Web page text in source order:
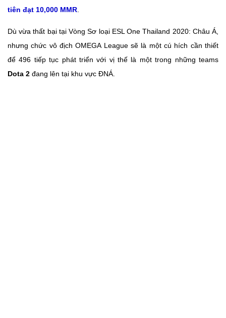
tiên đạt 10,000 MMR
Dù vừa thất bại tại Vòng Sơ loại ESL One Thailand 2020: Châu Á,
nhưng chức vô địch OMEGA League sẽ là một cú hích cần thiết
để 496 tiếp tục phát triển với vị thế là một trong những teams
Dota 2 đang lên tại khu vực ĐNÁ.